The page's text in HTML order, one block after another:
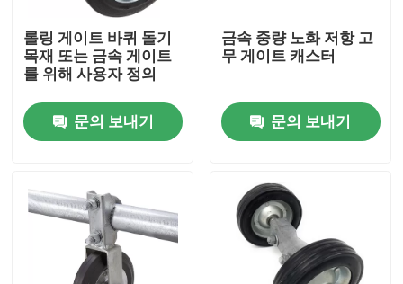
제품 소개
동영상
롤링 게이트 바퀴 돌기
목재 또는 금속 게이트
를 위해 사용자 정의
문의 보내기
금속 중량 노화 저항 고
무 게이트 캐스터
문의 보내기